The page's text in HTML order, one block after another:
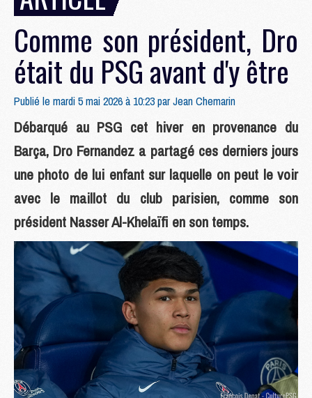
Comme son président, Dro
était du PSG avant d'y être
Publié le mardi 5 mai 2026 à 10:23 parJean Chemarin
Débarqué au PSG cet hiver en provenance du
Barça, Dro Fernandez a partagé ces derniers jours
une photo de lui enfant sur laquelle on peut le voir
avec le maillot du club parisien, comme son
président Nasser Al-Khelaïfi en son temps.